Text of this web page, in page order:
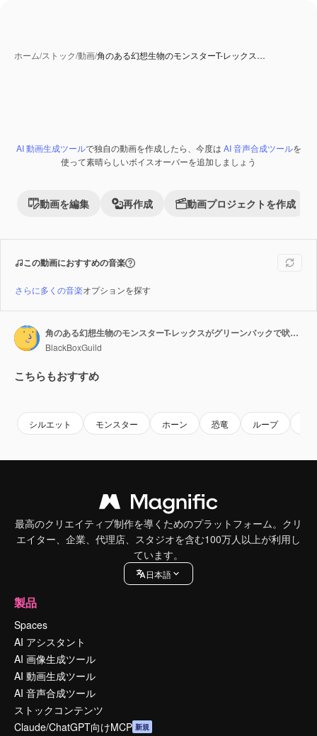
ホーム/ストック/動画/角のある幻想生物のモンスターT-レックス…
Premium
AI 動画生成ツールで独自の動画を作成したら、今度は AI 音声合成ツールを
使って素晴らしいボイスオーバーを追加しましょう
動画を編集 再作成 動画プロジェクトを作成
この動画におすすめの音楽
さらに多くの音楽オプションを探す
角のある幻想生物のモンスターT-レックスがグリーンバックで吠えているシルエット、サイドビュー。
BlackBoxGuild
こちらもおすすめ
シルエット モンスター ホーン 恐竜 ループ
最高のクリエイティブ制作を導くためのプラットフォーム。クリ
エイター、企業、代理店、スタジオを含む100万人以上が利用し
ています。
日本語
製品
Spaces
AI アシスタント
AI 画像生成ツール
AI 動画生成ツール
AI 音声合成ツール
ストックコンテンツ
Claude/ChatGPT向けMCP 新規